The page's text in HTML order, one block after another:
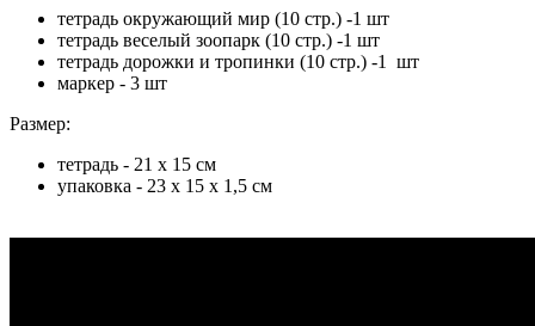
тетрадь окружающий мир (10 стр.) -1 шт
тетрадь веселый зоопарк (10 стр.) -1 шт
тетрадь дорожки и тропинки (10 стр.) -1 шт
маркер - 3 шт
Размер:
тетрадь - 21 х 15 см
упаковка - 23 х 15 х 1,5 см